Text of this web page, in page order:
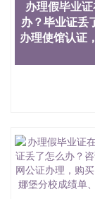
办理假毕业
办？毕业证丢
办理使馆认证